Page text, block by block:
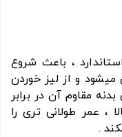
، باعث شروع
و از لیز خوردن
مقاوم آن در برابر
عمر طولانی تری را
.